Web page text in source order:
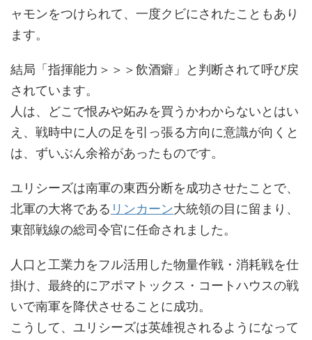
ャモンをつけられて、一度クビにされたこともあり
ます。
結局「指揮能力＞＞＞飲酒癖」と判断されて呼び戻
されています。
人は、どこで恨みや妬みを買うかわからないとはい
え、戦時中に人の足を引っ張る方向に意識が向くと
は、ずいぶん余裕があったものです。
ユリシーズは南軍の東西分断を成功させたことで、
北軍の大将である リンカーン大統領の目に留まり、
東部戦線の総司令官に任命されました。
人口と工業力をフル活用した物量作戦・消耗戦を仕
掛け、最終的にアポマトックス・コートハウスの戦
いで南軍を降伏させることに成功。
こうして、ユリシーズは英雄視されるようになって